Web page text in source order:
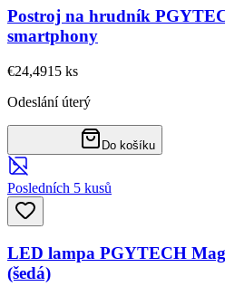
Postroj na hrudník
smartphony
€24,4915 ks
Odeslání úterý
Do košíku
Posledních 5 kusů
LED lampa PGYTECH
(šedá)